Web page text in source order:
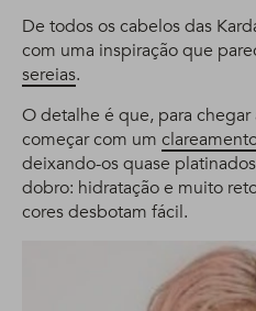
De todos os cabelos das
com uma inspiração que
sereias.
O detalhe é que, para chegar
começar com um
deixando-os quase
dobro: hidratação e muito
cores desbotam fácil.